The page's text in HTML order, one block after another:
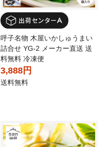
呼子名物 木屋いかしゅうまい
詰合せ YG-2 メーカー直送 送
料無料 冷凍便
3,888円
送料無料